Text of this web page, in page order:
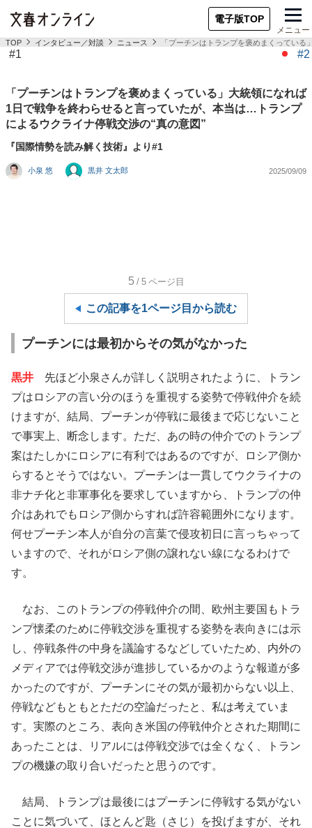
電子版TOP
メニュー
TOP インタビュー／対談 ニュース 「プーチンはトランプを褒めまくってい
#1 #2
「プーチンはトランプを褒めまくっている」大統領になれば
1日で戦争を終わらせると言っていたが、本当は…トランプ
によるウクライナ停戦交渉の“真の意図”
『国際情勢を読み解く技術』より#1
小泉 悠 黒井 文太郎 2025/09/09
5 /5 ページ目
この記事を1ページ目から読む
プーチンには最初からその気がなかった
黒井 先ほど小泉さんが詳しく説明されたように、トラン
プはロシアの言い分のほうを重視する姿勢で停戦仲介を続
けますが、結局、プーチンが停戦に最後まで応じないこと
で事実上、断念します。ただ、あの時の仲介でのトランプ
案はたしかにロシアに有利ではあるのですが、ロシア側か
らするとそうではない。プーチンは一貫してウクライナの
非ナチ化と非軍事化を要求していますから、トランプの仲
介はあれでもロシア側からすれば許容範囲外になります。
何せプーチン本人が自分の言葉で侵攻初日に言っちゃって
いますので、それがロシア側の譲れない線になるわけで
す。
なお、このトランプの停戦仲介の間、欧州主要国もトラ
ンプ懐柔のために停戦交渉を重視する姿勢を表向きには示
し、停戦条件の中身を議論するなどしていたため、内外の
メディアでは停戦交渉が進捗しているかのような報道が多
かったのですが、プーチンにその気が最初からない以上、
停戦などもともとただの空論だったと、私は考えていま
す。実際のところ、表向き米国の停戦仲介とされた期間に
あったことは、リアルには停戦交渉では全くなく、トラン
プの機嫌の取り合いだったと思うのです。
結局、トランプは最後にはプーチンに停戦する気がない
ことに気づいて、ほとんど匙（さじ）を投げますが、それ